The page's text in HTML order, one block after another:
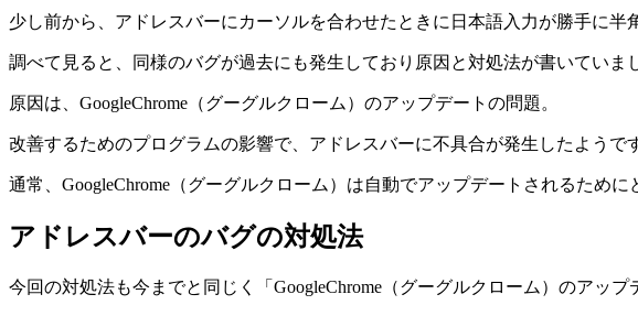
少し前から、アドレスバーにカーソルを合わせたときに日本語入力が勝手に半
調べて見ると、同様のバグが過去にも発生しており原因と対処法が書いていま
原因は、GoogleChrome（グーグルクローム）のアップデートの問題。
改善するためのプログラムの影響で、アドレスバーに不具合が発生したようで
通常、GoogleChrome（グーグルクローム）は自動でアップデートされるため
アドレスバーのバグの対処法
今回の対処法も今までと同じく「GoogleChrome（グーグルクローム）のアップ